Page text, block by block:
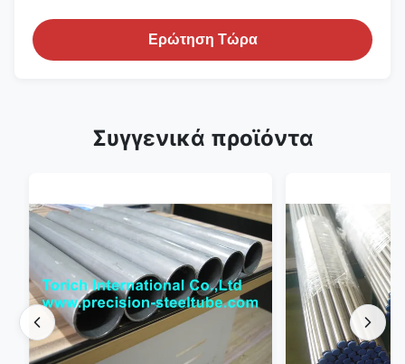
Ερώτηση Τώρα
Συγγενικά προϊόντα